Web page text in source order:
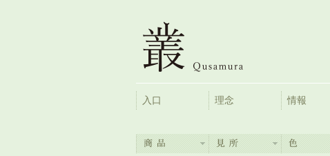
入口 理念 情報